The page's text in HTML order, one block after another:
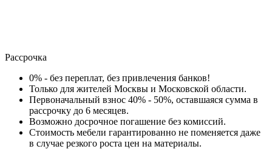
Рассрочка
0% - без переплат, без привлечения банков!
Только для жителей Москвы и Московской области.
Первоначальный взнос 40% - 50%, оставшаяся сумма в
рассрочку до 6 месяцев.
Возможно досрочное погашение без комиссий.
Стоимость мебели гарантированно не поменяется даже
в случае резкого роста цен на материалы.